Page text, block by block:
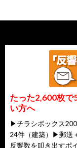
たった2,600枚で
い方へ
▶チラシボックス
24件（建築）▶郵送
反響数を叩き出すポ